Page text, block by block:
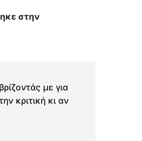
στην
με για
κριτική κι αν